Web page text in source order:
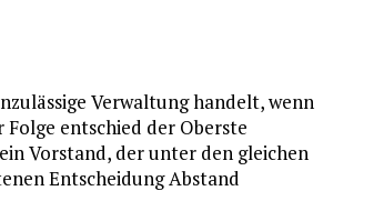
Verwaltung handelt, wenn
Folge entschied der Oberste
Vorstand, der unter den gleichen
Entscheidung Abstand